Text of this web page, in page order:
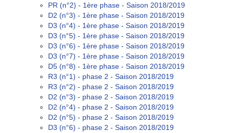
PR (n°2) - 1ère phase - Saison 2018/2019
D2 (n°3) - 1ère phase - Saison 2018/2019
D3 (n°4) - 1ère phase - Saison 2018/2019
D3 (n°5) - 1ère phase - Saison 2018/2019
D3 (n°6) - 1ère phase - Saison 2018/2019
D3 (n°7) - 1ère phase - Saison 2018/2019
D5 (n°8) - 1ère phase - Saison 2018/2019
R3 (n°1) - phase 2 - Saison 2018/2019
R3 (n°2) - phase 2 - Saison 2018/2019
D2 (n°3) - phase 2 - Saison 2018/2019
D2 (n°4) - phase 2 - Saison 2018/2019
D2 (n°5) - phase 2 - Saison 2018/2019
D3 (n°6) - phase 2 - Saison 2018/2019